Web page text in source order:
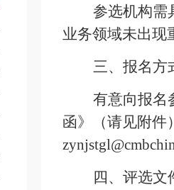
参选机构需
业务领域未出现
三、报名方
有意向报名
函》（请见附件）
四、评选文